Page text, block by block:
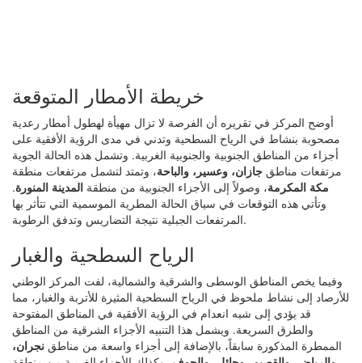
خريطة الأمطار المتوقعة
أوضح المركز في تقريره أن الفرصة لا تزال مهيأة لهطول أمطار رعدية
مصحوبة بنشاط في الرياح السطحية وتدني في مدى الرؤية الأفقية على
أجزاء من المناطق الجنوبية والجنوبية الغربية. وتشمل هذه الحالة الجوية
مرتفعات مناطق جازان، وعسير، والباحة، وتمتد لتشمل مرتفعات منطقة
مكة المكرمة، وصولاً إلى الأجزاء الجنوبية من منطقة المدينة المنورة.
وتأتي هذه التوقعات في سياق الحالة المطرية الموسمية التي تتأثر بها
المرتفعات الجبلية نتيجة التضاريس وتدفق الرطوبة.
الرياح السطحية والغبار
وفيما يخص المناطق الوسطى والشرقية والشمالية، لفت المركز الوطني
للأرصاد إلى نشاط ملحوظ في الرياح السطحية المثيرة للأتربة والغبار، مما
قد يؤدي إلى شبه انعدام في الرؤية الأفقية في المناطق المفتوحة
والطرق السريعة. ويشمل هذا التنبيه الأجزاء الشرقية من المناطق
الممطرة المذكورة سابقاً، بالإضافة إلى أجزاء واسعة من مناطق نجران،